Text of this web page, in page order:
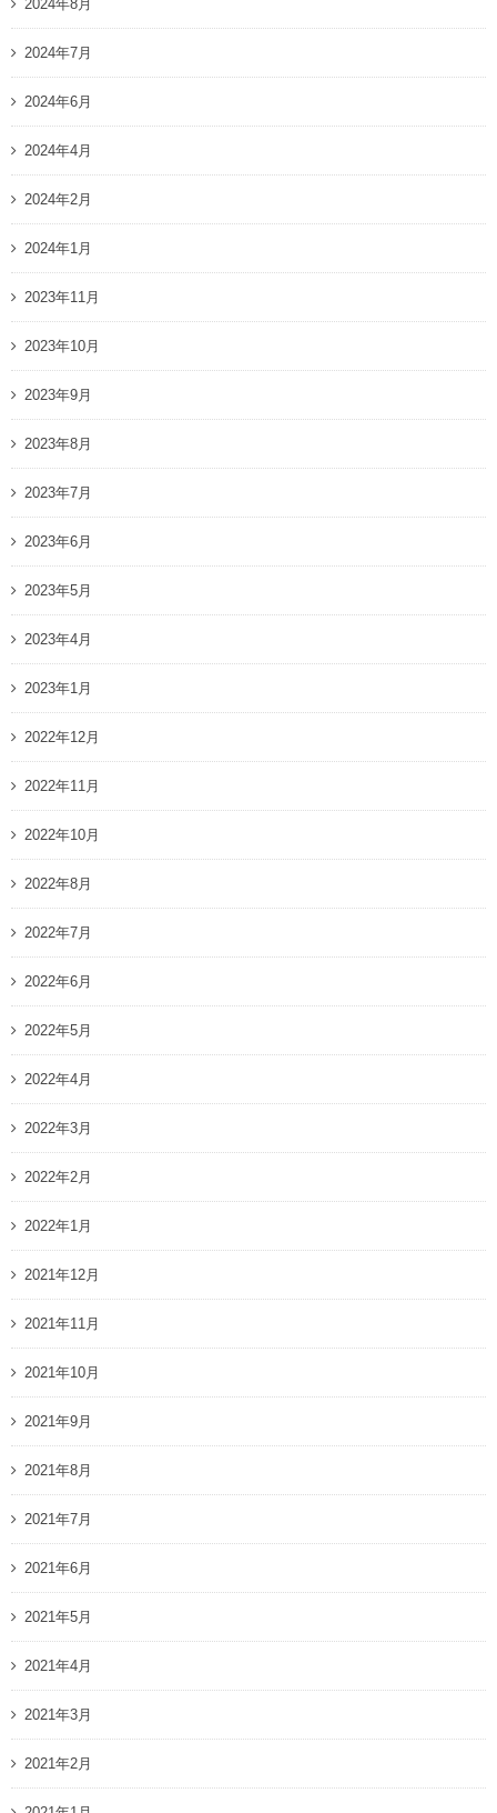
2024年8月
2024年7月
2024年6月
2024年4月
2024年2月
2024年1月
2023年11月
2023年10月
2023年9月
2023年8月
2023年7月
2023年6月
2023年5月
2023年4月
2023年1月
2022年12月
2022年11月
2022年10月
2022年8月
2022年7月
2022年6月
2022年5月
2022年4月
2022年3月
2022年2月
2022年1月
2021年12月
2021年11月
2021年10月
2021年9月
2021年8月
2021年7月
2021年6月
2021年5月
2021年4月
2021年3月
2021年2月